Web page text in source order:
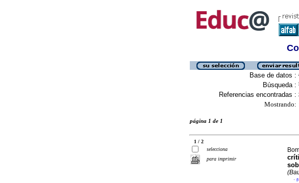
Base de datos :
Búsqueda :
Referencias encontradas :
Mostrando:
página 1 de 1
1 / 2
selecciona
para imprimir
·